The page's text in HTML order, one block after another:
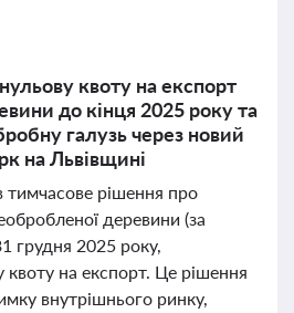
квоту на експорт
до кінця 2025 року та
галузь через новий
на Львівщині
тимчасове рішення про
деревини (за
грудня 2025 року,
квоту на експорт. Це рішення
внутрішнього ринку,